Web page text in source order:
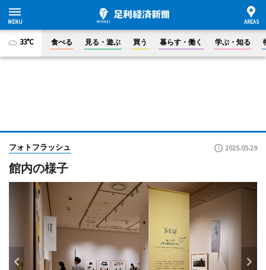
33°C 食べる 見る・遊ぶ 買う 暮らす・働く 学ぶ・知る
フォトフラッシュ 2025.05.29
館内の様子